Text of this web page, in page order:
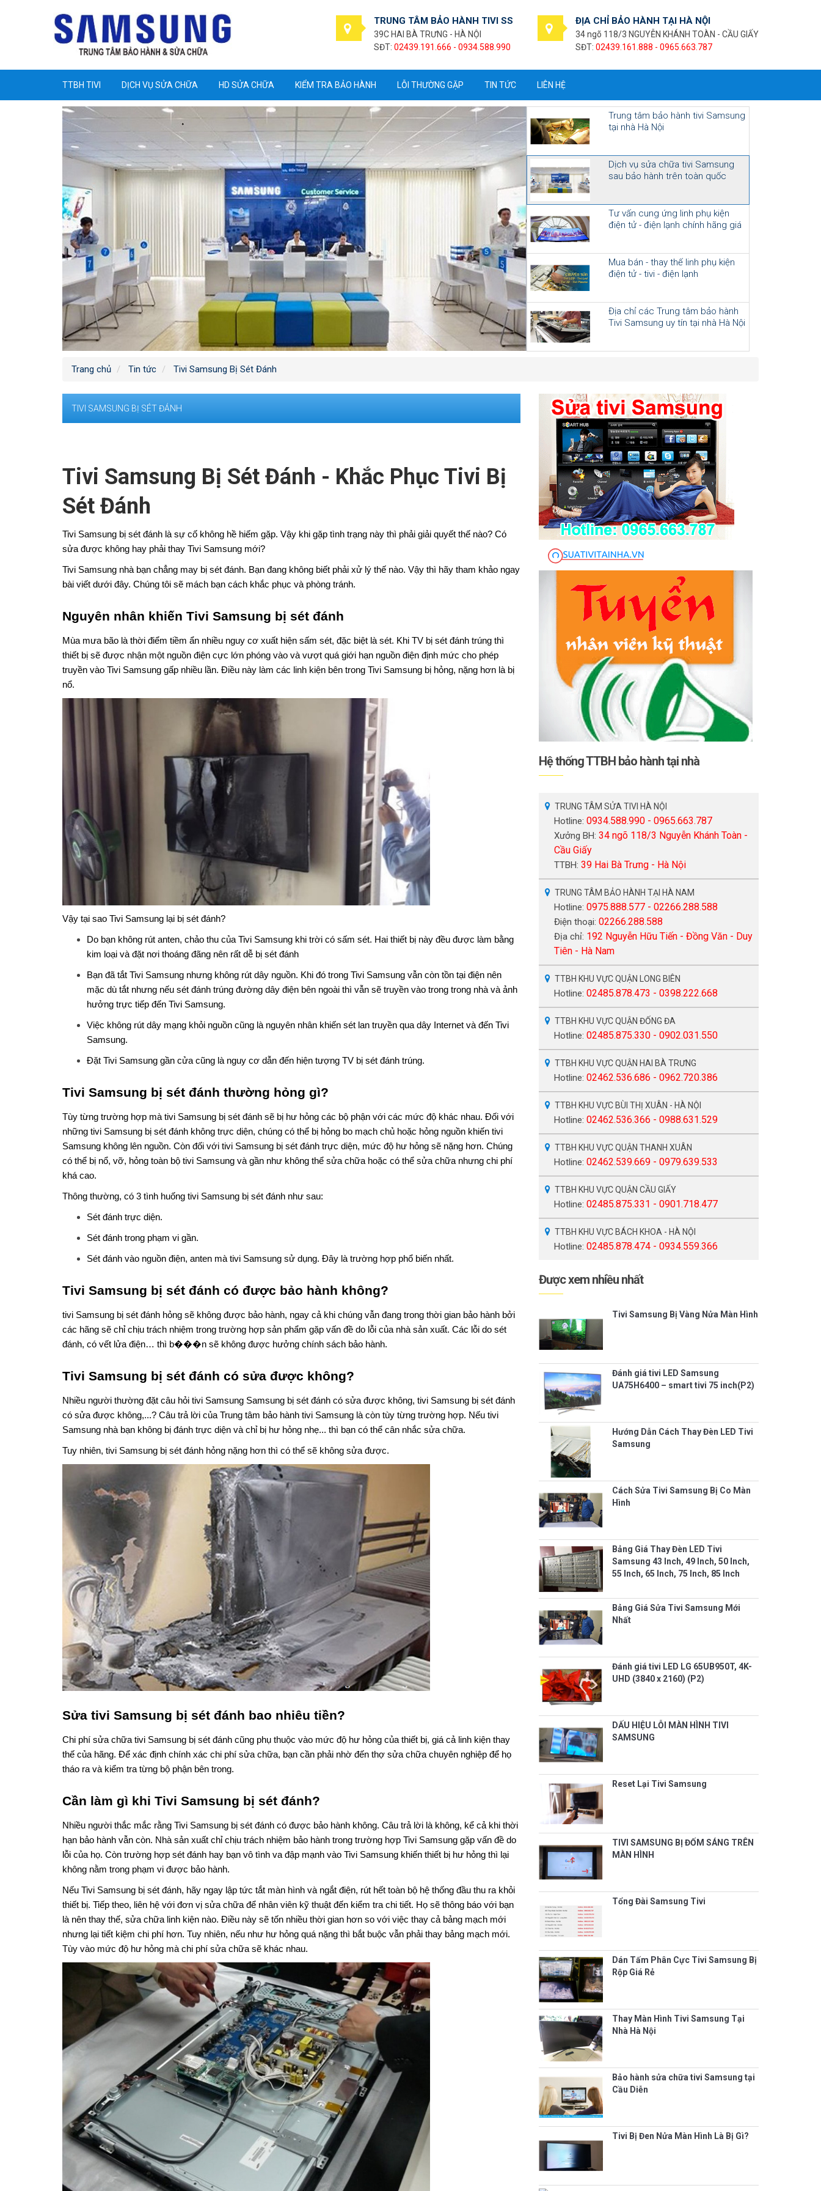
TRUNG TÂM BẢO HÀNH TIVI SS
39C HAI BÀ TRƯNG - HÀ NỘI
SĐT: 02439.191.666 - 0934.588.990
ĐỊA CHỈ BẢO HÀNH TẠI HÀ NỘI
34 ngõ 118/3 NGUYỄN KHÁNH TOÀN - CẦU GIẤY
SĐT: 02439.161.888 - 0965.663.787
TTBH TIVI DỊCH VỤ SỬA CHỮA HD SỬA CHỮA KIỂM TRA BẢO HÀNH LỖI THƯỜNG GẶP TIN TỨC LIÊN HỆ
Trung tâm bảo hành tivi Samsung
tại nhà Hà Nội
Dịch vụ sửa chữa tivi Samsung
sau bảo hành trên toàn quốc
Tư vấn cung ứng linh phụ kiện
điện tử - điện lạnh chính hãng giá
Mua bán - thay thế linh phụ kiện
điện tử - tivi - điện lạnh
Địa chỉ các Trung tâm bảo hành
Tivi Samsung uy tín tại nhà Hà Nội
Trang chủ Tin tức Tivi Samsung Bị Sét Đánh
TIVI SAMSUNG BỊ SÉT ĐÁNH
Tivi Samsung Bị Sét Đánh - Khắc Phục Tivi Bị
Sét Đánh
Tivi Samsung bị sét đánh là sự cố không hề hiếm gặp. Vậy khi gặp tình trạng này thì phải giải quyết thế nào? Có
sửa được không hay phải thay Tivi Samsung mới?
Tivi Samsung nhà bạn chẳng may bị sét đánh. Bạn đang không biết phải xử lý thế nào. Vậy thì hãy tham khảo ngay
bài viết dưới đây. Chúng tôi sẽ mách bạn cách khắc phục và phòng tránh.
Nguyên nhân khiến Tivi Samsung bị sét đánh
Mùa mưa bão là thời điểm tiềm ẩn nhiều nguy cơ xuất hiện sấm sét, đặc biệt là sét. Khi TV bị sét đánh trúng thì
thiết bị sẽ được nhận một nguồn điện cực lớn phóng vào và vượt quá giới hạn nguồn điện định mức cho phép
truyền vào Tivi Samsung gấp nhiều lần. Điều này làm các linh kiện bên trong Tivi Samsung bị hỏng, nặng hơn là bị
nổ.
Vậy tại sao Tivi Samsung lại bị sét đánh?
Do bạn không rút anten, chảo thu của Tivi Samsung khi trời có sấm sét. Hai thiết bị này đều được làm bằng
kim loại và đặt nơi thoáng đãng nên rất dễ bị sét đánh
Bạn đã tắt Tivi Samsung nhưng không rút dây nguồn. Khi đó trong Tivi Samsung vẫn còn tồn tại điện nên
mặc dù tắt nhưng nếu sét đánh trúng đường dây điện bên ngoài thì vẫn sẽ truyền vào trong trong nhà và ảnh
hưởng trực tiếp đến Tivi Samsung.
Việc không rút dây mạng khỏi nguồn cũng là nguyên nhân khiến sét lan truyền qua dây Internet và đến Tivi
Samsung.
Đặt Tivi Samsung gần cửa cũng là nguy cơ dẫn đến hiện tượng TV bị sét đánh trúng.
Tivi Samsung bị sét đánh thường hỏng gì?
Tùy từng trường hợp mà tivi Samsung bị sét đánh sẽ bị hư hỏng các bộ phận với các mức độ khác nhau. Đối với
những tivi Samsung bị sét đánh không trực diện, chúng có thể bị hỏng bo mạch chủ hoặc hỏng nguồn khiến tivi
Samsung không lên nguồn. Còn đối với tivi Samsung bị sét đánh trực diện, mức độ hư hỏng sẽ nặng hơn. Chúng
có thể bị nổ, vỡ, hỏng toàn bộ tivi Samsung và gần như không thể sửa chữa hoặc có thể sửa chữa nhưng chi phí
khá cao.
Thông thường, có 3 tình huống tivi Samsung bị sét đánh như sau:
Sét đánh trực diện.
Sét đánh trong phạm vi gần.
Sét đánh vào nguồn điện, anten mà tivi Samsung sử dụng. Đây là trường hợp phổ biến nhất.
Tivi Samsung bị sét đánh có được bảo hành không?
tivi Samsung bị sét đánh hỏng sẽ không được bảo hành, ngay cả khi chúng vẫn đang trong thời gian bảo hành bởi
các hãng sẽ chỉ chịu trách nhiệm trong trường hợp sản phẩm gặp vấn đề do lỗi của nhà sản xuất. Các lỗi do sét
đánh, có vết lửa điện… thì b���n sẽ không được hưởng chính sách bảo hành.
Tivi Samsung bị sét đánh có sửa được không?
Nhiều người thường đặt câu hỏi tivi Samsung Samsung bị sét đánh có sửa được không, tivi Samsung bị sét đánh
có sửa được không,...? Câu trả lời của Trung tâm bảo hành tivi Samsung là còn tùy từng trường hợp. Nếu tivi
Samsung nhà bạn không bị đánh trực diện và chỉ bị hư hỏng nhẹ... thì bạn có thể cân nhắc sửa chữa.
Tuy nhiên, tivi Samsung bị sét đánh hỏng nặng hơn thì có thể sẽ không sửa được.
Sửa tivi Samsung bị sét đánh bao nhiêu tiền?
Chi phí sửa chữa tivi Samsung bị sét đánh cũng phụ thuộc vào mức độ hư hỏng của thiết bị, giá cả linh kiện thay
thế của hãng. Để xác định chính xác chi phí sửa chữa, bạn cần phải nhờ đến thợ sửa chữa chuyên nghiệp để họ
tháo ra và kiểm tra từng bộ phận bên trong.
Cần làm gì khi Tivi Samsung bị sét đánh?
Nhiều người thắc mắc rằng Tivi Samsung bị sét đánh có được bảo hành không. Câu trả lời là không, kể cả khi thời
hạn bảo hành vẫn còn. Nhà sản xuất chỉ chịu trách nhiệm bảo hành trong trường hợp Tivi Samsung gặp vấn đề do
lỗi của họ. Còn trường hợp sét đánh hay bạn vô tình va đập mạnh vào Tivi Samsung khiến thiết bị hư hỏng thì lại
không nằm trong phạm vi được bảo hành.
Nếu Tivi Samsung bị sét đánh, hãy ngay lập tức tắt màn hình và ngắt điện, rút hết toàn bộ hệ thống đầu thu ra khỏi
thiết bị. Tiếp theo, liên hệ với đơn vị sửa chữa để nhân viên kỹ thuật đến kiểm tra chi tiết. Họ sẽ thông báo với bạn
là nên thay thế, sửa chữa linh kiện nào. Điều này sẽ tốn nhiều thời gian hơn so với việc thay cả bảng mạch mới
nhưng lại tiết kiệm chi phí hơn. Tuy nhiên, nếu như hư hỏng quá nặng thì bắt buộc vẫn phải thay bảng mạch mới.
Tùy vào mức độ hư hỏng mà chi phí sửa chữa sẽ khác nhau.
Hệ thống TTBH bảo hành tại nhà
TRUNG TÂM SỬA TIVI HÀ NỘI
Hotline: 0934.588.990 - 0965.663.787
Xưởng BH: 34 ngõ 118/3 Nguyễn Khánh Toàn -
Cầu Giấy
TTBH: 39 Hai Bà Trưng - Hà Nội
TRUNG TÂM BẢO HÀNH TẠI HÀ NAM
Hotline: 0975.888.577 - 02266.288.588
Điện thoại: 02266.288.588
Địa chỉ: 192 Nguyễn Hữu Tiến - Đồng Văn - Duy
Tiên - Hà Nam
TTBH KHU VỰC QUẬN LONG BIÊN
Hotline: 02485.878.473 - 0398.222.668
TTBH KHU VỰC QUẬN ĐỐNG ĐA
Hotline: 02485.875.330 - 0902.031.550
TTBH KHU VỰC QUẬN HAI BÀ TRƯNG
Hotline: 02462.536.686 - 0962.720.386
TTBH KHU VỰC BÙI THỊ XUÂN - HÀ NỘI
Hotline: 02462.536.366 - 0988.631.529
TTBH KHU VỰC QUẬN THANH XUÂN
Hotline: 02462.539.669 - 0979.639.533
TTBH KHU VỰC QUẬN CẦU GIẤY
Hotline: 02485.875.331 - 0901.718.477
TTBH KHU VỰC BÁCH KHOA - HÀ NỘI
Hotline: 02485.878.474 - 0934.559.366
Được xem nhiều nhất
Tivi Samsung Bị Vàng Nửa Màn Hình
Đánh giá tivi LED Samsung
UA75H6400 – smart tivi 75 inch(P2)
Hướng Dẫn Cách Thay Đèn LED Tivi
Samsung
Cách Sửa Tivi Samsung Bị Co Màn
Hình
Bảng Giá Thay Đèn LED Tivi
Samsung 43 Inch, 49 Inch, 50 Inch,
55 Inch, 65 Inch, 75 Inch, 85 Inch
Bảng Giá Sửa Tivi Samsung Mới
Nhất
Đánh giá tivi LED LG 65UB950T, 4K-
UHD (3840 x 2160) (P2)
DẤU HIỆU LỖI MÀN HÌNH TIVI
SAMSUNG
Reset Lại Tivi Samsung
TIVI SAMSUNG BỊ ĐỐM SÁNG TRÊN
MÀN HÌNH
Tổng Đài Samsung Tivi
Dán Tấm Phân Cực Tivi Samsung Bị
Rộp Giá Rẻ
Thay Màn Hình Tivi Samsung Tại
Nhà Hà Nội
Bảo hành sửa chữa tivi Samsung tại
Cầu Diễn
Tivi Bị Đen Nửa Màn Hình Là Bị Gì?